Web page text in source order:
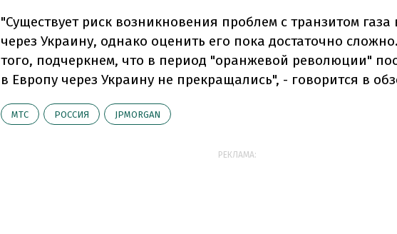
"Существует риск возникновения проблем с транзитом газа
через Украину, однако оценить его пока достаточно
того, подчеркнем, что в период "оранжевой революции"
в Европу через Украину не прекращались", - говорится в
МТС РОССИЯ JPMORGAN
РЕКЛАМА: